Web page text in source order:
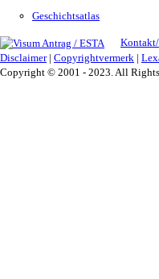
Geschichtsatlas
Disclaimer| Copyrightvermerk |
Copyright © 2001 - 2023. All Rights